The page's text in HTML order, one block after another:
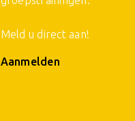
Meld u direct aan!
Aanmelden